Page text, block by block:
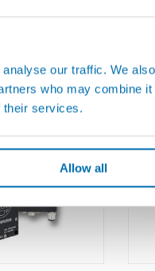
our traffic. We
who may combine it
their services.
Allow all
序